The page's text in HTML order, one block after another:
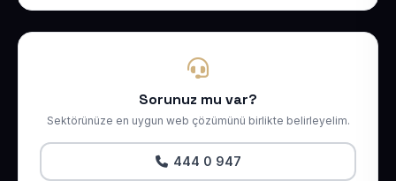
Sorunuz mu var?
Sektörünüze en uygun web çözümünü birlikte belirleyelim.
444 0 947